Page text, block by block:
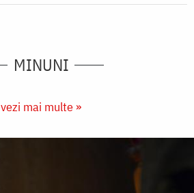
MINUNI
vezi mai multe »